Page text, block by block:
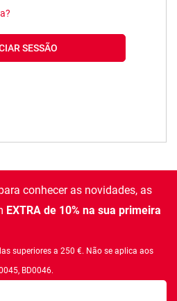
SESSÃO
conhecer as novidades, as
EXTRA de 10% na sua primeira
superiores a 250 €. Não se aplica aos
BD0046.